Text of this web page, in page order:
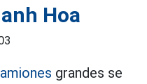
Hoa
grandes se